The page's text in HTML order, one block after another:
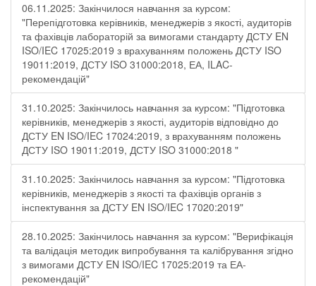
06.11.2025: Закінчилося навчання за курсом:
"Перепідготовка керівників, менеджерів з якості, аудиторів
та фахівців лабораторій за вимогами стандарту ДСТУ EN
ISO/IEC 17025:2019 з врахуванням положень ДСТУ ISO
19011:2019, ДСТУ ISO 31000:2018, ЕА, ILAC-
рекомендацій"
31.10.2025: Закінчилось навчання за курсом: "Підготовка
керівників, менеджерів з якості, аудиторів відповідно до
ДСТУ EN ISO/IEC 17024:2019, з врахуванням положень
ДСТУ ISO 19011:2019, ДСТУ ISO 31000:2018 "
31.10.2025: Закінчилось навчання за курсом: "Підготовка
керівників, менеджерів з якості та фахівців органів з
інспектування за ДСТУ EN ISO/IEC 17020:2019"
28.10.2025: Закінчилось навчання за курсом: "Верифікація
та валідація методик випробування та калібрування згідно
з вимогами ДСТУ EN ISO/IEC 17025:2019 та ЕА-
рекомендацій"